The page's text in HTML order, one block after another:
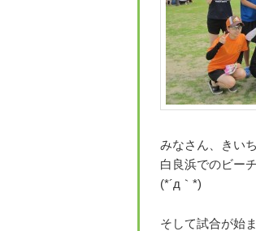
みなさん、きい
白良浜でのビー
(*´д｀*)
そして試合が始